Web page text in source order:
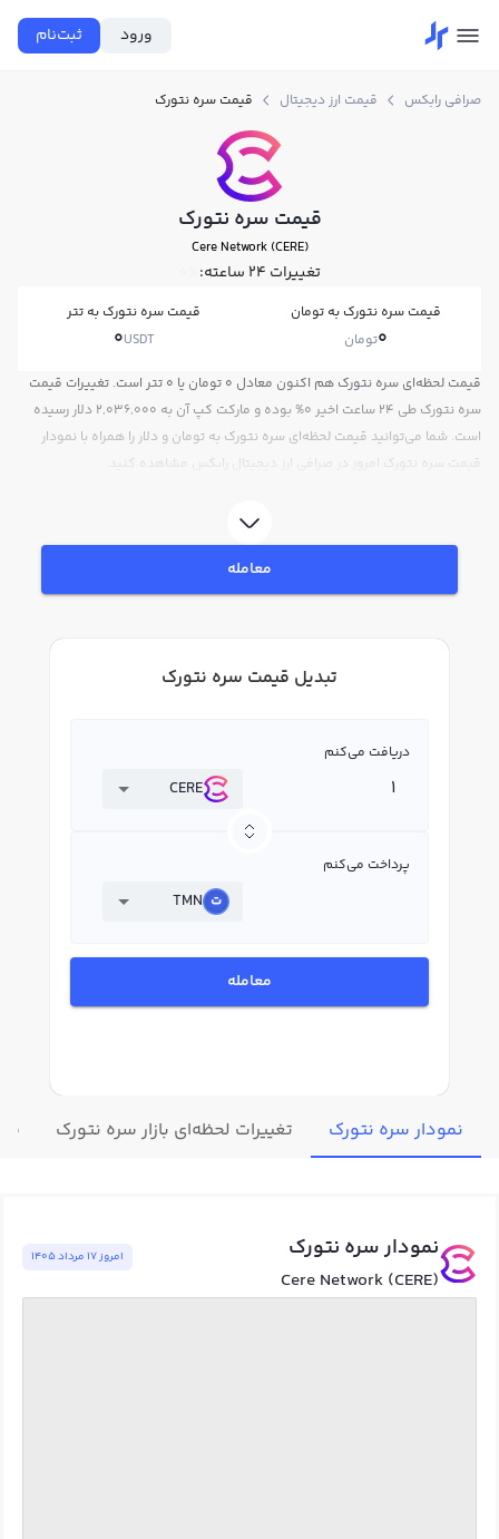
ورود ثبت‌نام
صرافی رابکس قیمت ارز دیجیتال قیمت سره نتورک
قیمت سره نتورک
Cere Network (CERE)
تغییرات ۲۴ ساعته: 0%
قیمت سره نتورک به تومان
0تومان
قیمت سره نتورک به تتر
0USDT
قیمت لحظه‌ای سره نتورک هم اکنون معادل 0 تومان یا 0 تتر است. تغییرات قیمت
سره نتورک طی 24 ساعت اخیر 0% بوده و مارکت کپ آن به 2,036,000 دلار رسیده
است. شما می‌توانید قیمت لحظه‌ای سره نتورک به تومان و دلار را همراه با نمودار
قیمت سره نتورک امروز در صرافی ارز دیجیتال رابکس مشاهده کنید.
معامله
تبدیل قیمت سره نتورک
دریافت می‌کنم
CERE
پرداخت می‌کنم
TMN
معامله
نمودار سره نتورک تغییرات لحظه‌ای بازار سره نتورک
نمودار سره نتورک
Cere Network (CERE)
امروز ١٧ مرداد ١٤٠٥